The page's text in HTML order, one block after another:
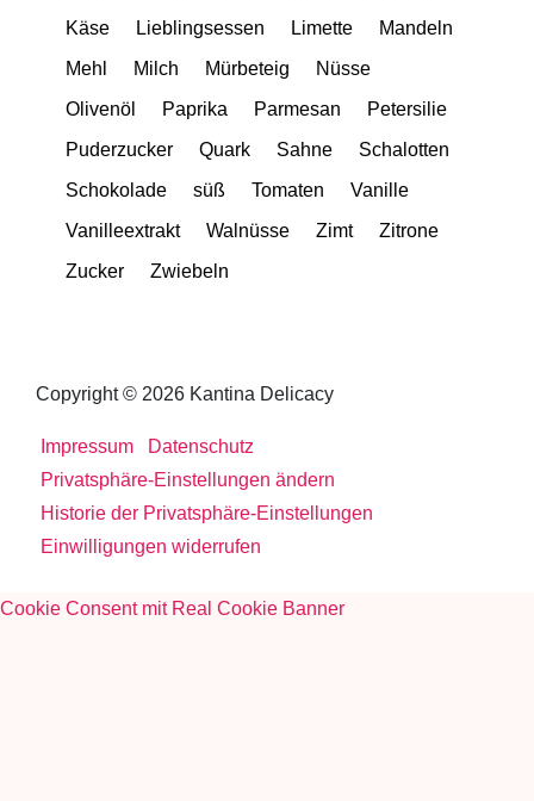
Käse
Lieblingsessen Limette
Mandeln
Mehl
Milch Mürbeteig
Nüsse
Olivenöl
Paprika Parmesan
Petersilie
Puderzucker
Quark Sahne
Schalotten
Schokolade
süß Tomaten
Vanille
Vanilleextrakt
Walnüsse Zimt
Zitrone
Zucker
Zwiebeln
Copyright © 2026 Kantina Delicacy
Impressum
Datenschutz
Privatsphäre-Einstellungen ändern
Historie der Privatsphäre-Einstellungen
Einwilligungen widerrufen
Cookie Consent mit Real Cookie Banner